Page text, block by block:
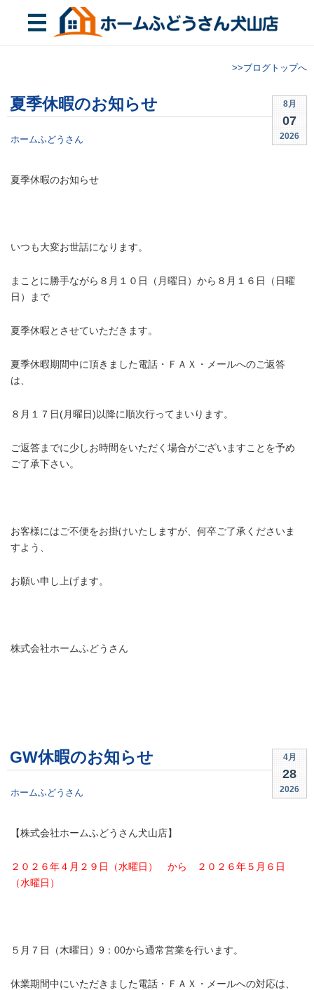
>>ブログトップへ
8月
07
2026
夏季休暇のお知らせ
ホームふどうさん
夏季休暇のお知らせ
いつも大変お世話になります。
まことに勝手ながら ８月１０日（月曜日）から８月１６日（日曜
日）
まで
夏季休暇とさせていただきます。
夏季休暇期間中に頂きました電話・ＦＡＸ・メールへのご返答
は、
８月１７日(月曜日)以降に順次行ってまいります。
ご返答までに少しお時間をいただく場合がございますことを予め
ご了承下さい。
お客様にはご不便をお掛けいたしますが、何卒ご了承くださいま
すよう、
お願い申し上げます。
株式会社ホームふどうさん
4月
28
2026
GW休暇のお知らせ
ホームふどうさん
【株式会社ホームふどうさん犬山店】
２０２６年４月２９日（水曜日） から ２０２６年５月６日
（水曜日）
５月７日（木曜日）9：00から通常営業を行います。
休業期間中にいただきました電話・ＦＡＸ・メールへの対応は、